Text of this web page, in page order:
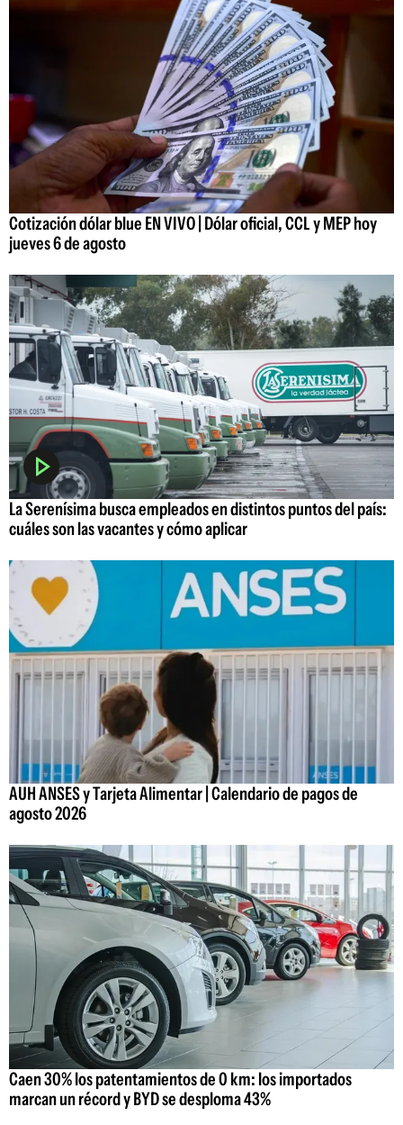
Cotización dólar blue EN VIVO | Dólar oficial, CCL y MEP hoy
jueves 6 de agosto
La Serenísima busca empleados en distintos puntos del país:
cuáles son las vacantes y cómo aplicar
AUH ANSES y Tarjeta Alimentar | Calendario de pagos de
agosto 2026
Caen 30% los patentamientos de 0 km: los importados
marcan un récord y BYD se desploma 43%